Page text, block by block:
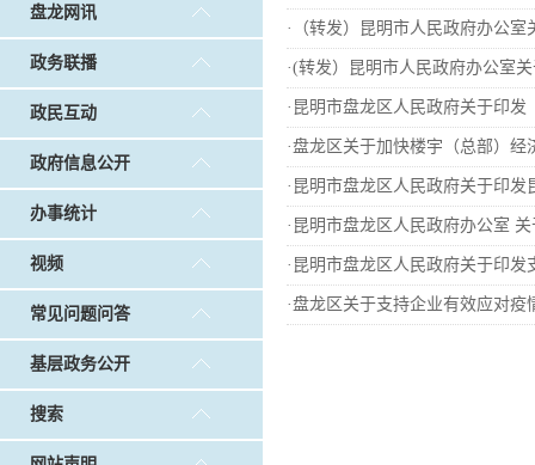
盘龙网讯
政务联播
政民互动
政府信息公开
办事统计
视频
常见问题问答
基层政务公开
搜索
· （转发）昆明市人民政府办公
·(转发）昆明市人民政府办公室
· 昆明市盘龙区人民政府关于印
·盘龙区关于加快楼宇（总部）经
· 昆明市盘龙区人民政府关于印
· 昆明市盘龙区人民政府办公室
· 昆明市盘龙区人民政府关于印
·盘龙区关于支持企业有效应对疫